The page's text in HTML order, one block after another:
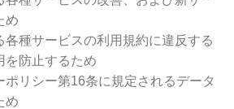
め
各種サービスの利用規約に違反する
を防止するため
ポリシー第16条に規定されるデータ
め